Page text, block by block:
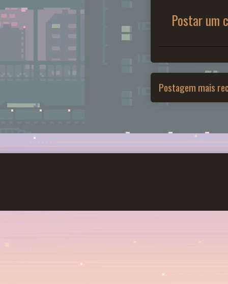
Postar um
Postagem mais